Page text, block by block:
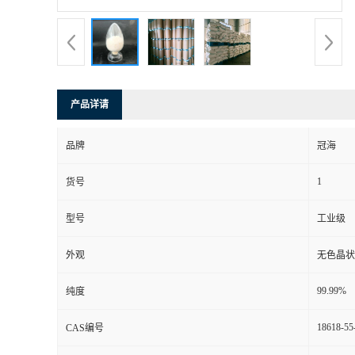
产品详请
品牌 冠海
货号 1
型号 工业级
外观 无色晶
纯度 99.99%
CAS编号 18618-